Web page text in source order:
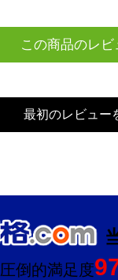
この商品のレビ
最初のレビュー
圧倒的満足度